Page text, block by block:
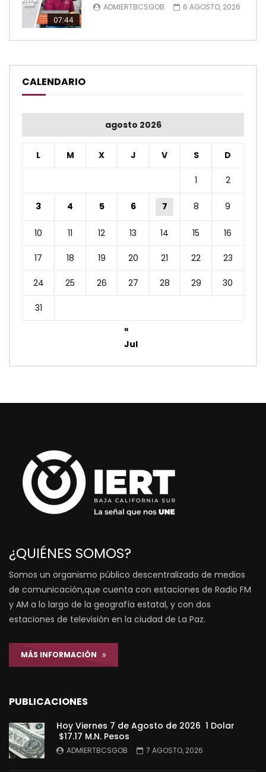
07:44
ADMIERTBCSGOB 6 AGOSTO, 2026
CALENDARIO
agosto 2026
L M X J V S D
1 2
3 4 5 6 7 8 9
10 11 12 13 14 15 16
17 18 19 20 21 22 23
24 25 26 27 28 29 30
31
«
Jul
¿QUIÉNES SOMOS?
Somos un organismo público descentralizado de medios
de comunicación,que cuenta con estaciones de Radio FM
y AM a lo largo de la geografía estatal, y con dos
estaciones de televisión en la ciudad de La Paz.
MÁS INFORMACIÓN
PUBLICACIONES
Hoy Viernes 7 de Agosto de 2026 1 Dolar
$17.17 M.N. Pesos
ADMIERTBCSGOB 7 AGOSTO, 2026